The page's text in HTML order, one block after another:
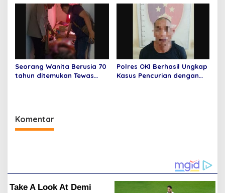
Beruang Hitam
Seorang Wanita Berusia 70
tahun ditemukan Tewas
Polres OKI Berhasil Ungkap
Kasus Pencurian dengan
Komentar